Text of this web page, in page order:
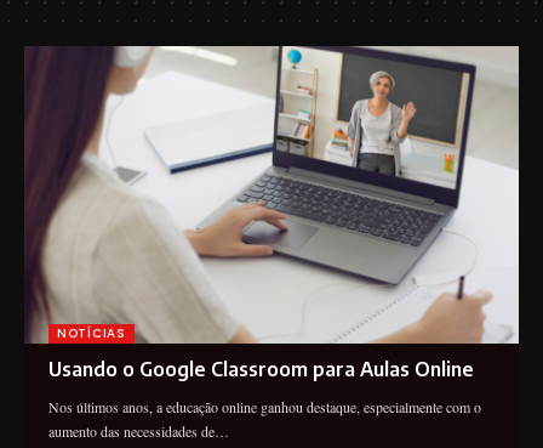
NOTÍCIAS
Usando o Google Classroom para Aulas Online
Nos últimos anos, a educação online ganhou destaque, especialmente com o
aumento das necessidades de…